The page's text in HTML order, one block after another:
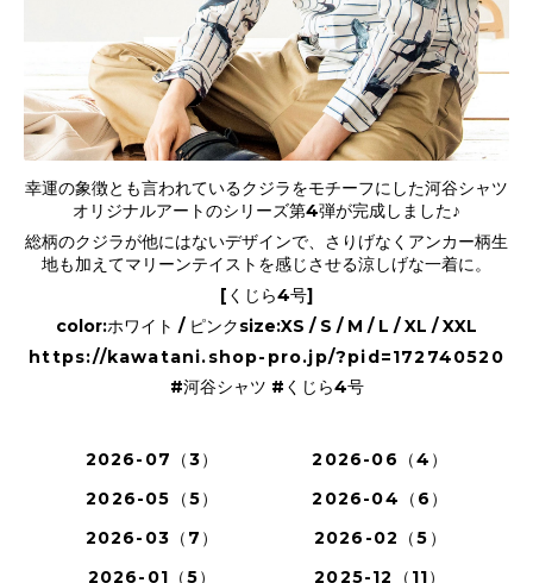
幸運の象徴とも言われているクジラをモチーフにした河谷シャツ
オリジナルアートのシリーズ第4弾が完成しました♪
総柄のクジラが他にはないデザインで、さりげなくアンカー柄生
地も加えてマリーンテイストを感じさせる涼しげな一着に。
[くじら4号]
color:ホワイト / ピンクsize:XS / S / M / L / XL / XXL
https://kawatani.shop-pro.jp/?pid=172740520
#河谷シャツ #くじら4号
2026-07（3）
2026-06（4）
2026-05（5）
2026-04（6）
2026-03（7）
2026-02（5）
2026-01（5）
2025-12（11）